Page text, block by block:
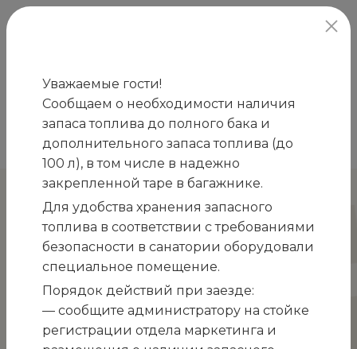
Главная / Номера / Корпус №4 /
Стандарт
двухкомнатный 2-х местный (с балконом)
КОРПУС №4
Стандарт двухкомнатный 2-х
местный (с балконом)
Номера категории «Стандарт двухкомнатный»
представлены двухкомнатными двухместными
номерами гостиничного типа в Корпусе 4.
Данная категория номеров представлена с
Уважаемые гости!
Сообщаем о необходимости наличия
запаса топлива до полного бака и
дополнительного запаса топлива (до
100 л), в том числе в надежно
закрепленной таре в багажнике.
Для удобства хранения запасного
топлива в соответствии с требованиями
безопасности в санатории оборудовали
специальное помещение.
Порядок действий при заезде:
— сообщите администратору на стойке
регистрации отдела маркетинга и